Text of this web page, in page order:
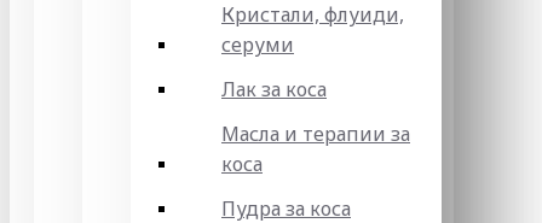
Кристали, флуиди,
серуми
Лак за коса
Масла и терапии за
коса
Пудра за коса